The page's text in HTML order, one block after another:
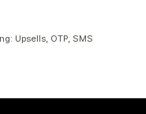
Upsells, OTP, SMS